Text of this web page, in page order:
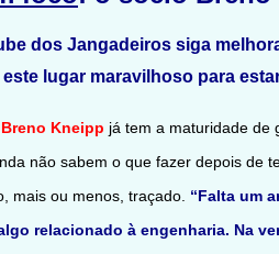
dos Jangadeiros siga
lugar maravilhoso para
Breno Kneipp já tem a maturidade de
não sabem o que fazer depois de
mais ou menos, traçado. “Falta um
relacionado à engenharia. Na